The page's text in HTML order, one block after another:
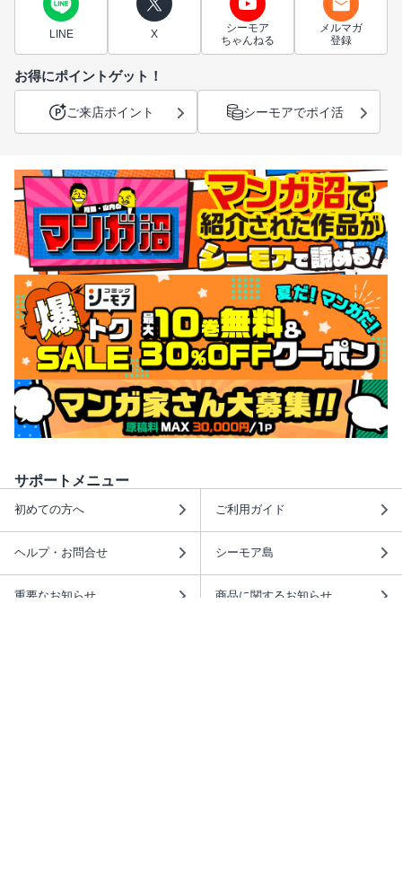
LINE X
シーモア
ちゃんねる
メルマガ
登録
お得にポイントゲット！
ご来店ポイント シーモアでポイ活
サポートメニュー
初めての方へ ご利用ガイド
ヘルプ・お問合せ シーモア島
重要なお知らせ 商品に関するお知らせ